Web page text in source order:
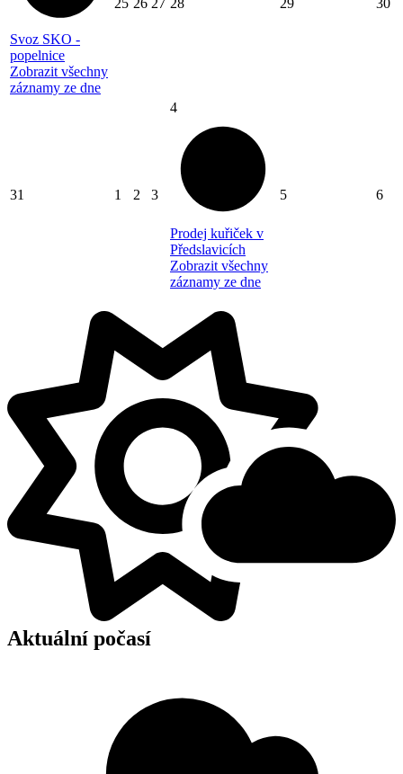
Svoz SKO -
popelnice
Zobrazit všechny
záznamy ze dne
31 1 2 3
4
Prodej kuřiček v
Předslavicích
Zobrazit všechny
záznamy ze dne
5 6
Aktuální počasí